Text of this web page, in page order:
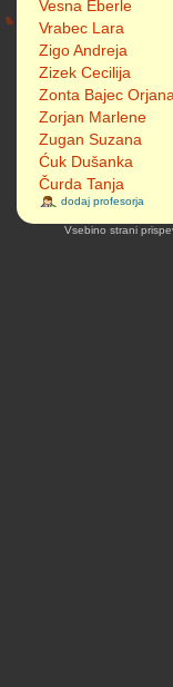
Vesna Eberle
Vrabec Lara
Zigo Andreja
Zizek Cecilija
Zonta Bajec Orjana
Zorjan Marlene
Zugan Suzana
Ćuk Dušanka
Čurda Tanja
dodaj profesorja
Vsebino strani